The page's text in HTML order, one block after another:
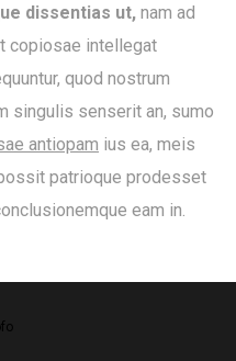
dissentias ut, nam ad
copiosae intellegat
quod nostrum
singulis senserit an, sumo
antiopam ius ea, meis
patrioque prodesset
eam in.